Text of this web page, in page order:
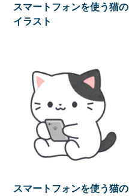
スマートフォンを使う猫の
イラスト
スマートフォンを使う猫の